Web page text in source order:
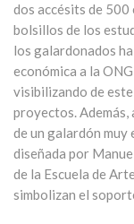
dos accésits de 500
bolsillos de los
los galardonados
económica a la
visibilizando de
proyectos.
de un galardón muy
diseñada por
de la Escuela de
simbolizan el